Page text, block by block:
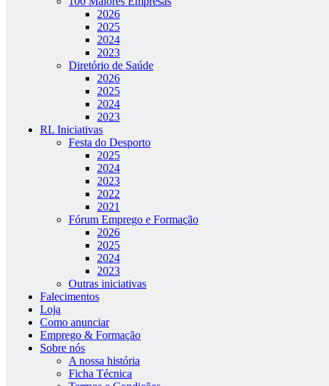
2026
2025
2024
2023
Diretório de Saúde
2026
2025
2024
2023
RL Iniciativas
Festa do Desporto
2025
2024
2023
2022
2021
Fórum Emprego e Formação
2026
2025
2024
2023
Outras iniciativas
Falecimentos
Loja
Como anunciar
Emprego & Formação
Sobre nós
A nossa história
Ficha Técnica